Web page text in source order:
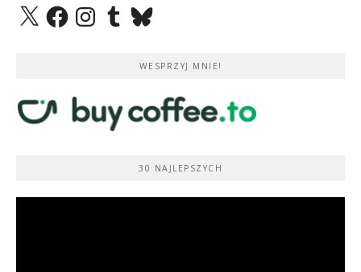
X FacebookInstagramTumblrBluesky
WESPRZYJ MNIE!
30 NAJLEPSZYCH